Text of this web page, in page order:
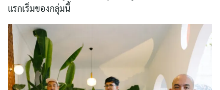
แรกเริ่มของกลุ่มนี้